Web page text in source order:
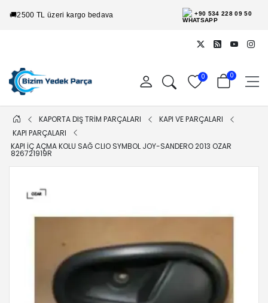
🚚2500 TL üzeri kargo bedava +90 534 228 09 50
0 0
KAPORTA DIŞ TRİM PARÇALARI
KAPI VE PARÇALARI
KAPI PARÇALARI
KAPI IÇ AÇMA KOLU SAĞ CLIO SYMBOL JOY-SANDERO 2013 OZAR
826721919R